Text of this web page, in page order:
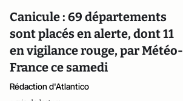
Canicule : 69 départements
sont placés en alerte, dont 11
en vigilance rouge, par Météo-
France ce samedi
Rédaction d'Atlantico